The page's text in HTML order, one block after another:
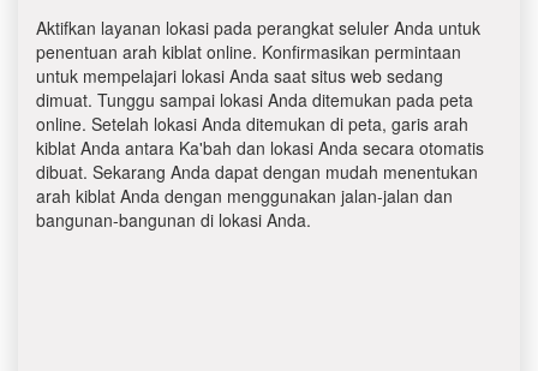
Aktifkan layanan lokasi pada perangkat seluler Anda untuk
penentuan arah kiblat online. Konfirmasikan permintaan
untuk mempelajari lokasi Anda saat situs web sedang
dimuat. Tunggu sampai lokasi Anda ditemukan pada peta
online. Setelah lokasi Anda ditemukan di peta, garis arah
kiblat Anda antara Ka'bah dan lokasi Anda secara otomatis
dibuat. Sekarang Anda dapat dengan mudah menentukan
arah kiblat Anda dengan menggunakan jalan-jalan dan
bangunan-bangunan di lokasi Anda.